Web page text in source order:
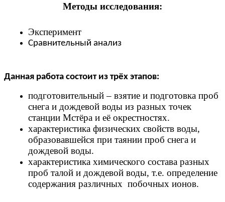
Методы исследования:
Эксперимент
Сравнительный анализ
Данная работа состоит из трёх этапов:
подготовительный – взятие и подготовка проб
снега и дождевой воды из разных точек
станции Мстёра и её окрестностях.
характеристика физических свойств воды,
образовавшейся при таянии проб снега и
дождевой воды.
характеристика химического состава разных
проб талой и дождевой воды, т.е. определение
содержания различных побочных ионов.